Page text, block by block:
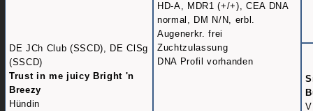
DE JCh Club (SSCD), DE ClSg
(SSCD)
Trust in me juicy Bright 'n
Breezy
Hündin
HD-A, MDR1 (+/+), CEA DNA
normal, DM N/N, erbl.
Augenerkr. frei
Zuchtzulassung
DNA Profil vorhanden